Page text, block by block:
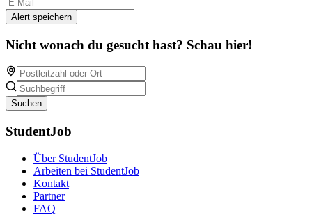
Alert speichern
Nicht wonach du gesucht hast? Schau hier!
Suchen
StudentJob
Über StudentJob
Arbeiten bei StudentJob
Kontakt
Partner
FAQ